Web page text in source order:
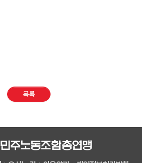
목록